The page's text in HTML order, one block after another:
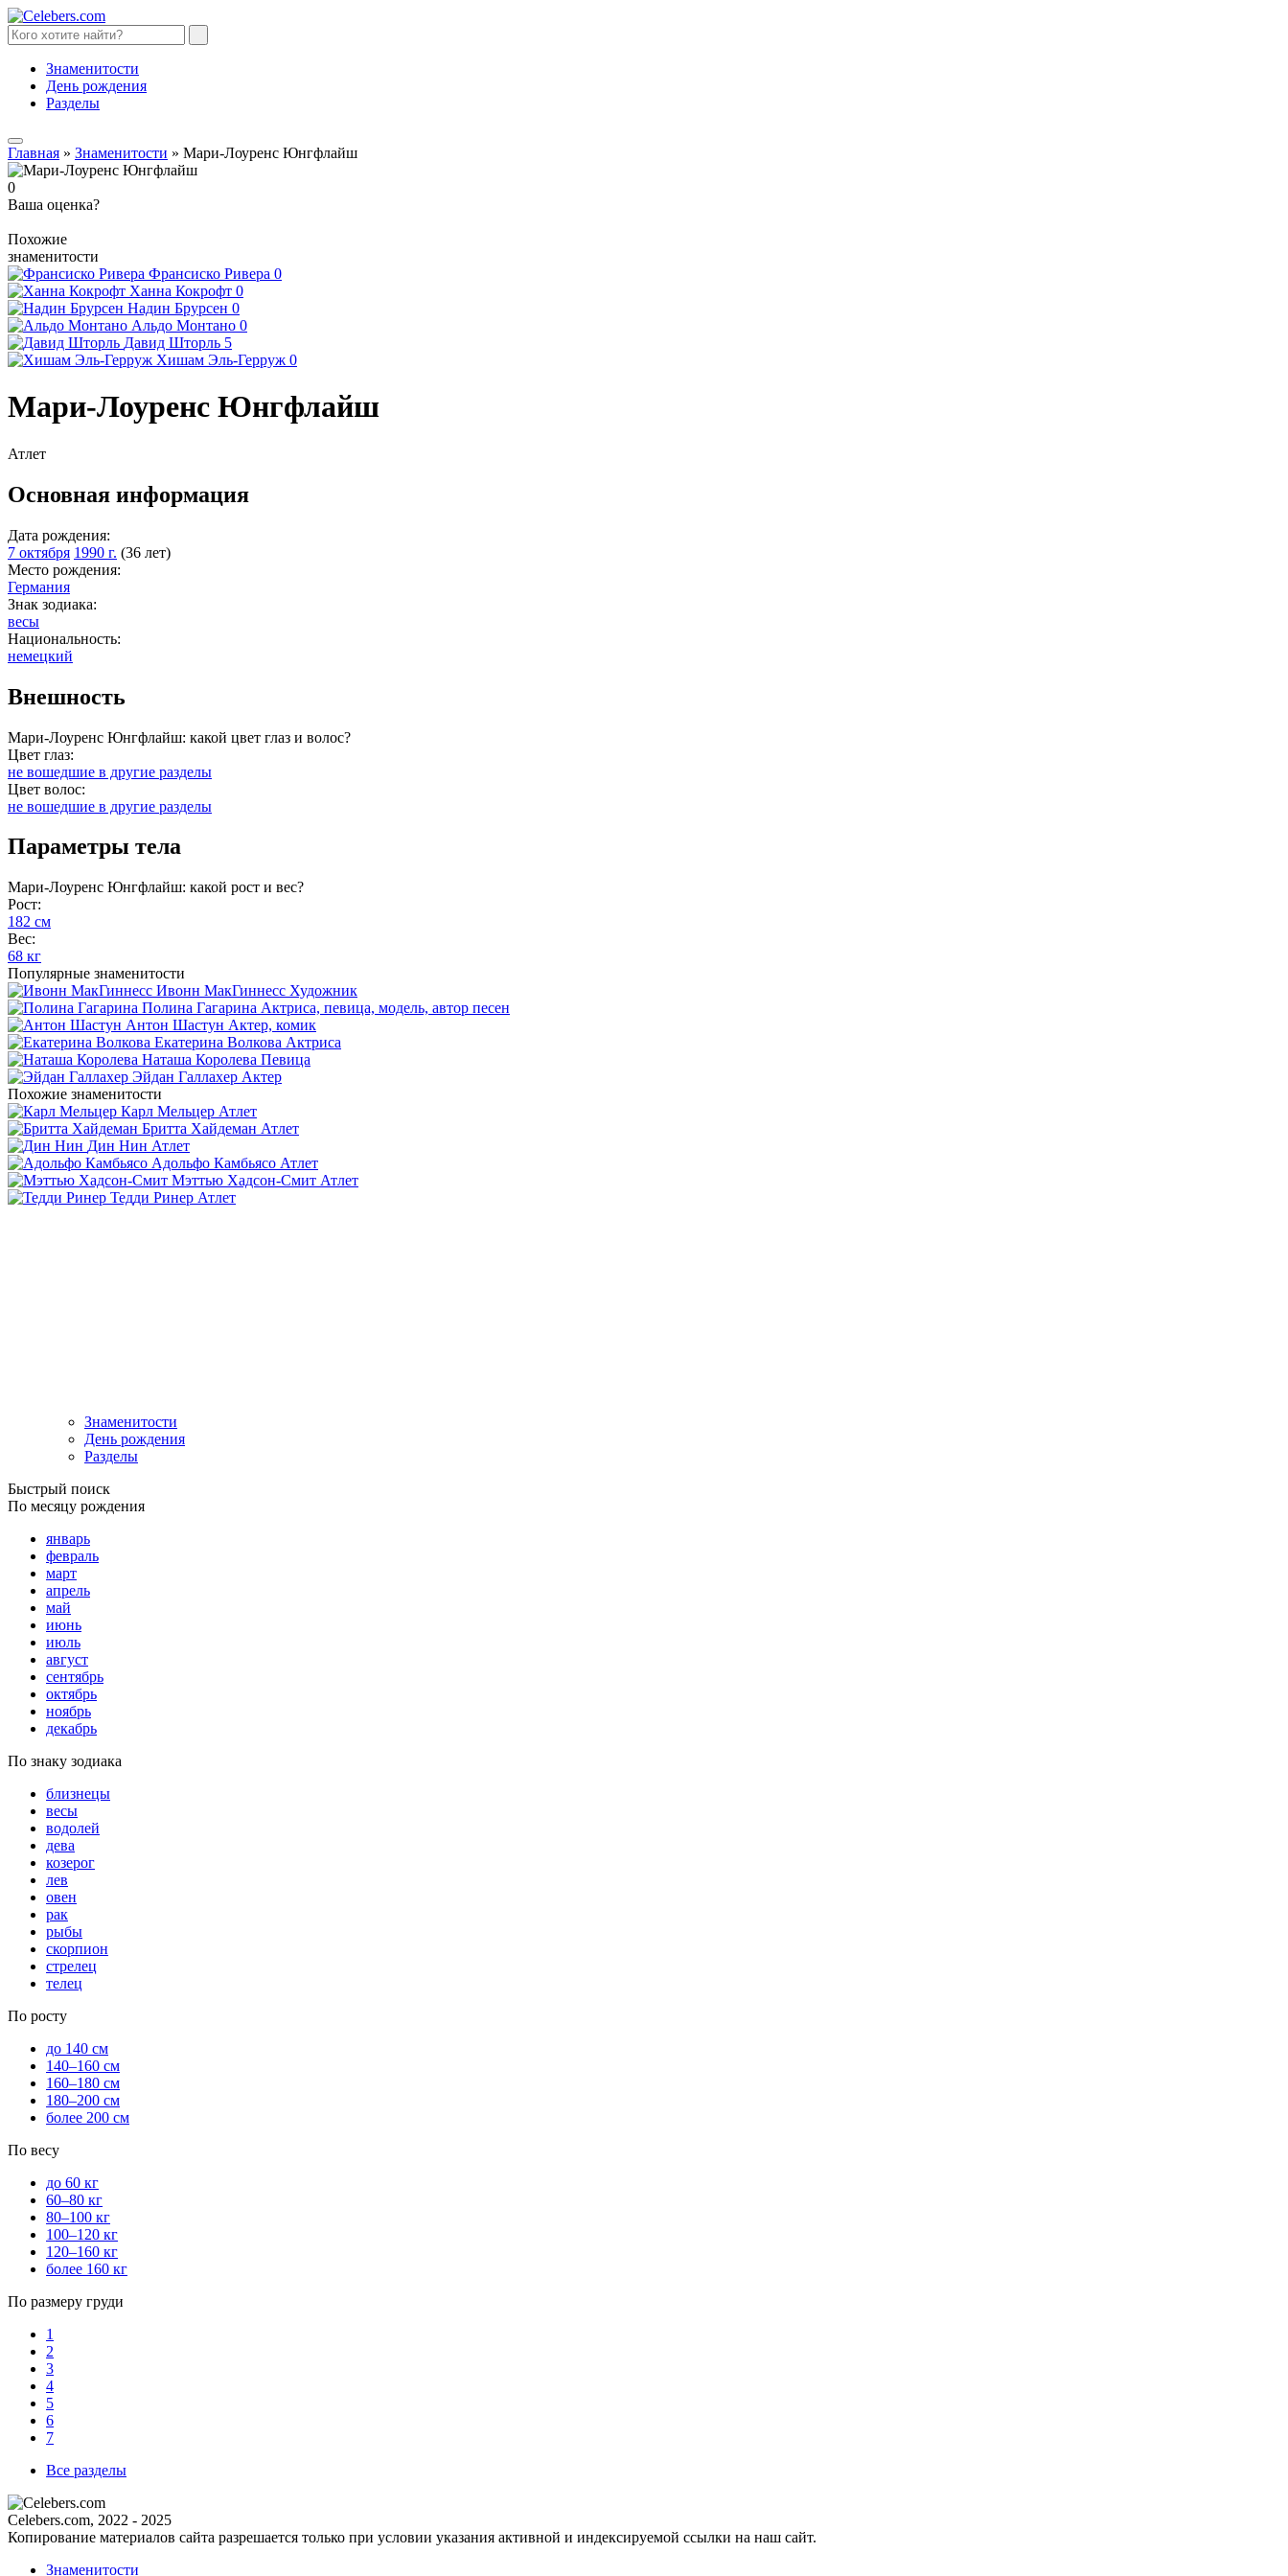
Знаменитости
День рождения
Разделы
Главная » Знаменитости » Мари-Лоуренс Юнгфлайш
0
Ваша оценка?
Похожие
знаменитости
Франсиско Ривера 0
Ханна Кокрофт 0
Надин Брурсен 0
Альдо Монтано 0
Давид Шторль 5
Хишам Эль-Герруж 0
Мари-Лоуренс Юнгфлайш
Атлет
Основная информация
Дата рождения:
7 октября 1990 г. (36 лет)
Место рождения:
Германия
Знак зодиака:
весы
Национальность:
немецкий
Внешность
Мари-Лоуренс Юнгфлайш: какой цвет глаз и волос?
Цвет глаз:
не вошедшие в другие разделы
Цвет волос:
не вошедшие в другие разделы
Параметры тела
Мари-Лоуренс Юнгфлайш: какой рост и вес?
Рост:
182 см
Вес:
68 кг
Популярные знаменитости
Ивонн МакГиннесс Художник
Полина Гагарина Актриса, певица, модель, автор песен
Антон Шастун Актер, комик
Екатерина Волкова Актриса
Наташа Королева Певица
Эйдан Галлахер Актер
Похожие знаменитости
Карл Мельцер Атлет
Бритта Хайдеман Атлет
Дин Нин Атлет
Адольфо Камбьясо Атлет
Мэттью Хадсон-Смит Атлет
Тедди Ринер Атлет
Знаменитости
День рождения
Разделы
Быстрый поиск
По месяцу рождения
январь
февраль
март
апрель
май
июнь
июль
август
сентябрь
октябрь
ноябрь
декабрь
По знаку зодиака
близнецы
весы
водолей
дева
козерог
лев
овен
рак
рыбы
скорпион
стрелец
телец
По росту
до 140 см
140–160 см
160–180 см
180–200 см
более 200 см
По весу
до 60 кг
60–80 кг
80–100 кг
100–120 кг
120–160 кг
более 160 кг
По размеру груди
1
2
3
4
5
6
7
Все разделы
Celebers.com, 2022 - 2025
Копирование материалов сайта разрешается только при условии указания активной и индексируемой ссылки на наш сайт.
Знаменитости